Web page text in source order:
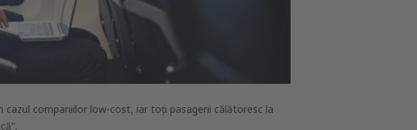
companiilor low-cost, iar toți pasagerii călătoresc la